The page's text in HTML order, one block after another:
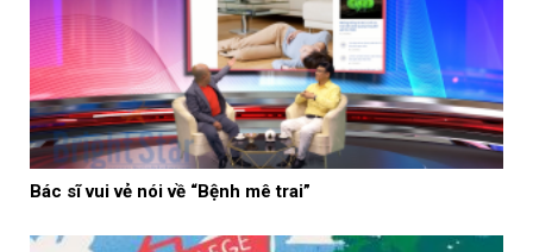
Bác sĩ vui vẻ nói về “Bệnh mê trai”